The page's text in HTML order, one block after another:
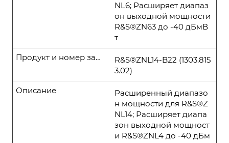
NL6; Расширяет диапаз
он выходной мощности
R&S®ZN63 до -40 дБмВ
т
R&S®ZNL14-B22 (1303.815
3.02)
Продукт и номер заказа
Расширенный диапазо
н мощности для R&S®Z
NL14; Расширяет диапа
зон выходной мощност
и R&S®ZNL4 до -40 дБм
Описание